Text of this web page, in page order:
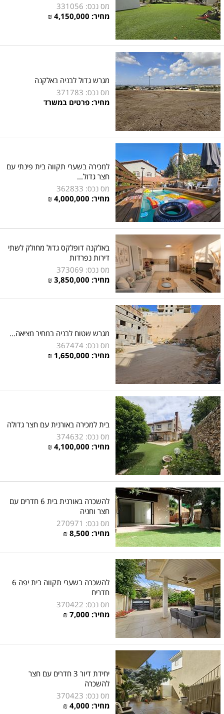
מס נכס: 331056
מחיר: 4,150,000
₪
מגרש גדול לבניה באלקנה
מס נכס: 371783
מחיר: פרטים במשרד
למכירה בשערי תקווה בית פינתי עם
חצר גדול...
מס נכס: 362833
מחיר: 4,000,000
₪
באלקנה דופלקס גדול מחולק לשתי
דירות נפרדות
מס נכס: 373069
מחיר: 3,850,000
₪
מגרש שטוח לבניה במחיר מציאה...
מס נכס: 367474
מחיר: 1,650,000
₪
בית למכירה באורנית עם חצר גדולה
מס נכס: 374632
מחיר: 4,100,000
₪
להשכרה באורנית בית 6 חדרים עם
חצר וחניה
מס נכס: 270971
מחיר: 8,500
₪
להשכרה בשערי תקווה בית יפה 6
חדרים
מס נכס: 370422
מחיר: 7,000
₪
יחידת דיור 3 חדרים עם חצר
להשכרה
מס נכס: 370423
מחיר: 4,000
₪